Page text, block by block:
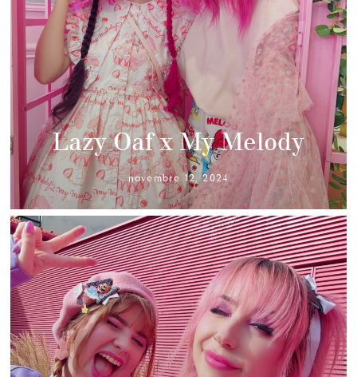
Lazy Oaf x My Melody
novembre 12, 2024